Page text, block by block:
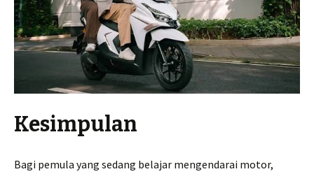
Kesimpulan
Bagi pemula yang sedang belajar mengendarai motor,